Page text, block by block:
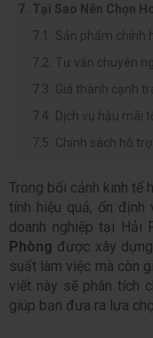
Tại Sao Nên Chọn
Sản phẩm chính
Tư vấn chuyên
Giá thành cạnh
Dịch vụ hậu mãi
Chính sách hỗ
Trong bối cảnh kinh tế
tính hiệu quả, ổn
doanh nghiệp tại Hải
Phòng được xây
suất làm việc mà còn
viết này sẽ phân tích
giúp bạn đưa ra lựa